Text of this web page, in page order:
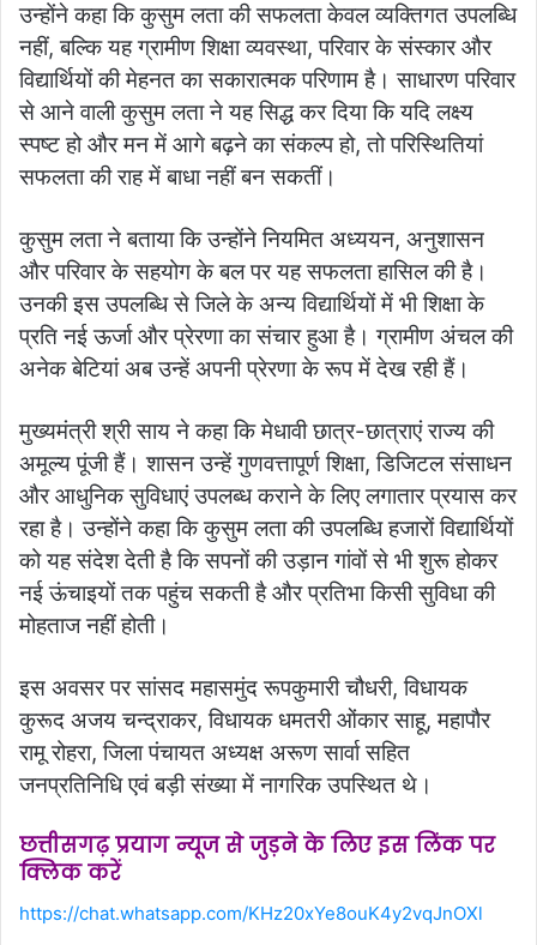
उन्होंने कहा कि कुसुम लता की सफलता केवल व्यक्तिगत उपलब्धि
नहीं, बल्कि यह ग्रामीण शिक्षा व्यवस्था, परिवार के संस्कार और
विद्यार्थियों की मेहनत का सकारात्मक परिणाम है। साधारण परिवार
से आने वाली कुसुम लता ने यह सिद्ध कर दिया कि यदि लक्ष्य
स्पष्ट हो और मन में आगे बढ़ने का संकल्प हो, तो परिस्थितियां
सफलता की राह में बाधा नहीं बन सकतीं।
कुसुम लता ने बताया कि उन्होंने नियमित अध्ययन, अनुशासन
और परिवार के सहयोग के बल पर यह सफलता हासिल की है।
उनकी इस उपलब्धि से जिले के अन्य विद्यार्थियों में भी शिक्षा के
प्रति नई ऊर्जा और प्रेरणा का संचार हुआ है। ग्रामीण अंचल की
अनेक बेटियां अब उन्हें अपनी प्रेरणा के रूप में देख रही हैं।
मुख्यमंत्री श्री साय ने कहा कि मेधावी छात्र-छात्राएं राज्य की
अमूल्य पूंजी हैं। शासन उन्हें गुणवत्तापूर्ण शिक्षा, डिजिटल संसाधन
और आधुनिक सुविधाएं उपलब्ध कराने के लिए लगातार प्रयास कर
रहा है। उन्होंने कहा कि कुसुम लता की उपलब्धि हजारों विद्यार्थियों
को यह संदेश देती है कि सपनों की उड़ान गांवों से भी शुरू होकर
नई ऊंचाइयों तक पहुंच सकती है और प्रतिभा किसी सुविधा की
मोहताज नहीं होती।
इस अवसर पर सांसद महासमुंद रूपकुमारी चौधरी, विधायक
कुरूद अजय चन्द्राकर, विधायक धमतरी ओंकार साहू, महापौर
रामू रोहरा, जिला पंचायत अध्यक्ष अरूण सार्वा सहित
जनप्रतिनिधि एवं बड़ी संख्या में नागरिक उपस्थित थे।
छत्तीसगढ़ प्रयाग न्यूज से जुड़ने के लिए इस लिंक पर
क्लिक करें
https://chat.whatsapp.com/KHz20xYe8ouK4y2vqJnOXl